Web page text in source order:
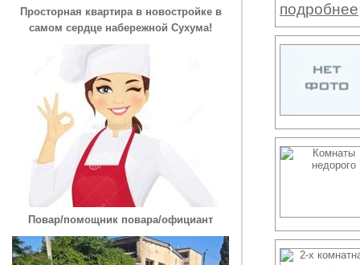
Просторная квартира в новостройке в
самом сердце набережной Сухума!
Повар/помощник повара/официант
подробнее